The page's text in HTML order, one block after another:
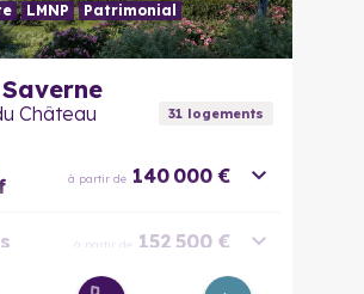
LMNP
Patrimonial
Saverne
Château 31logements
à partir de 140 000 €
à partir de 152 500 €